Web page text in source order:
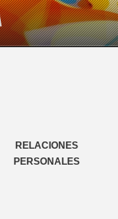
RELACIONES
PERSONALES